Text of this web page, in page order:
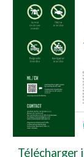
Télécharger